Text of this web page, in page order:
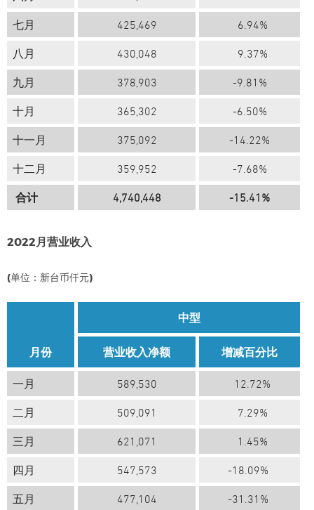
七月 425,469 6.94%
八月 430,048 9.37%
九月 378,903 -9.81%
十月 365,302 -6.50%
十一月 375,092 -14.22%
十二月 359,952 -7.68%
合计 4,740,448 -15.41%
2022月营业收入
(单位：新台币仟元)
月份
中型
营业收入净额 增减百分比
一月 589,530 12.72%
二月 509,091 7.29%
三月 621,071 1.45%
四月 547,573 -18.09%
五月 477,104 -31.31%